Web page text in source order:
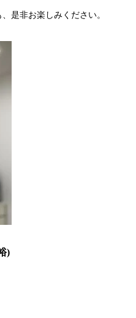
是非お楽しみください。
)